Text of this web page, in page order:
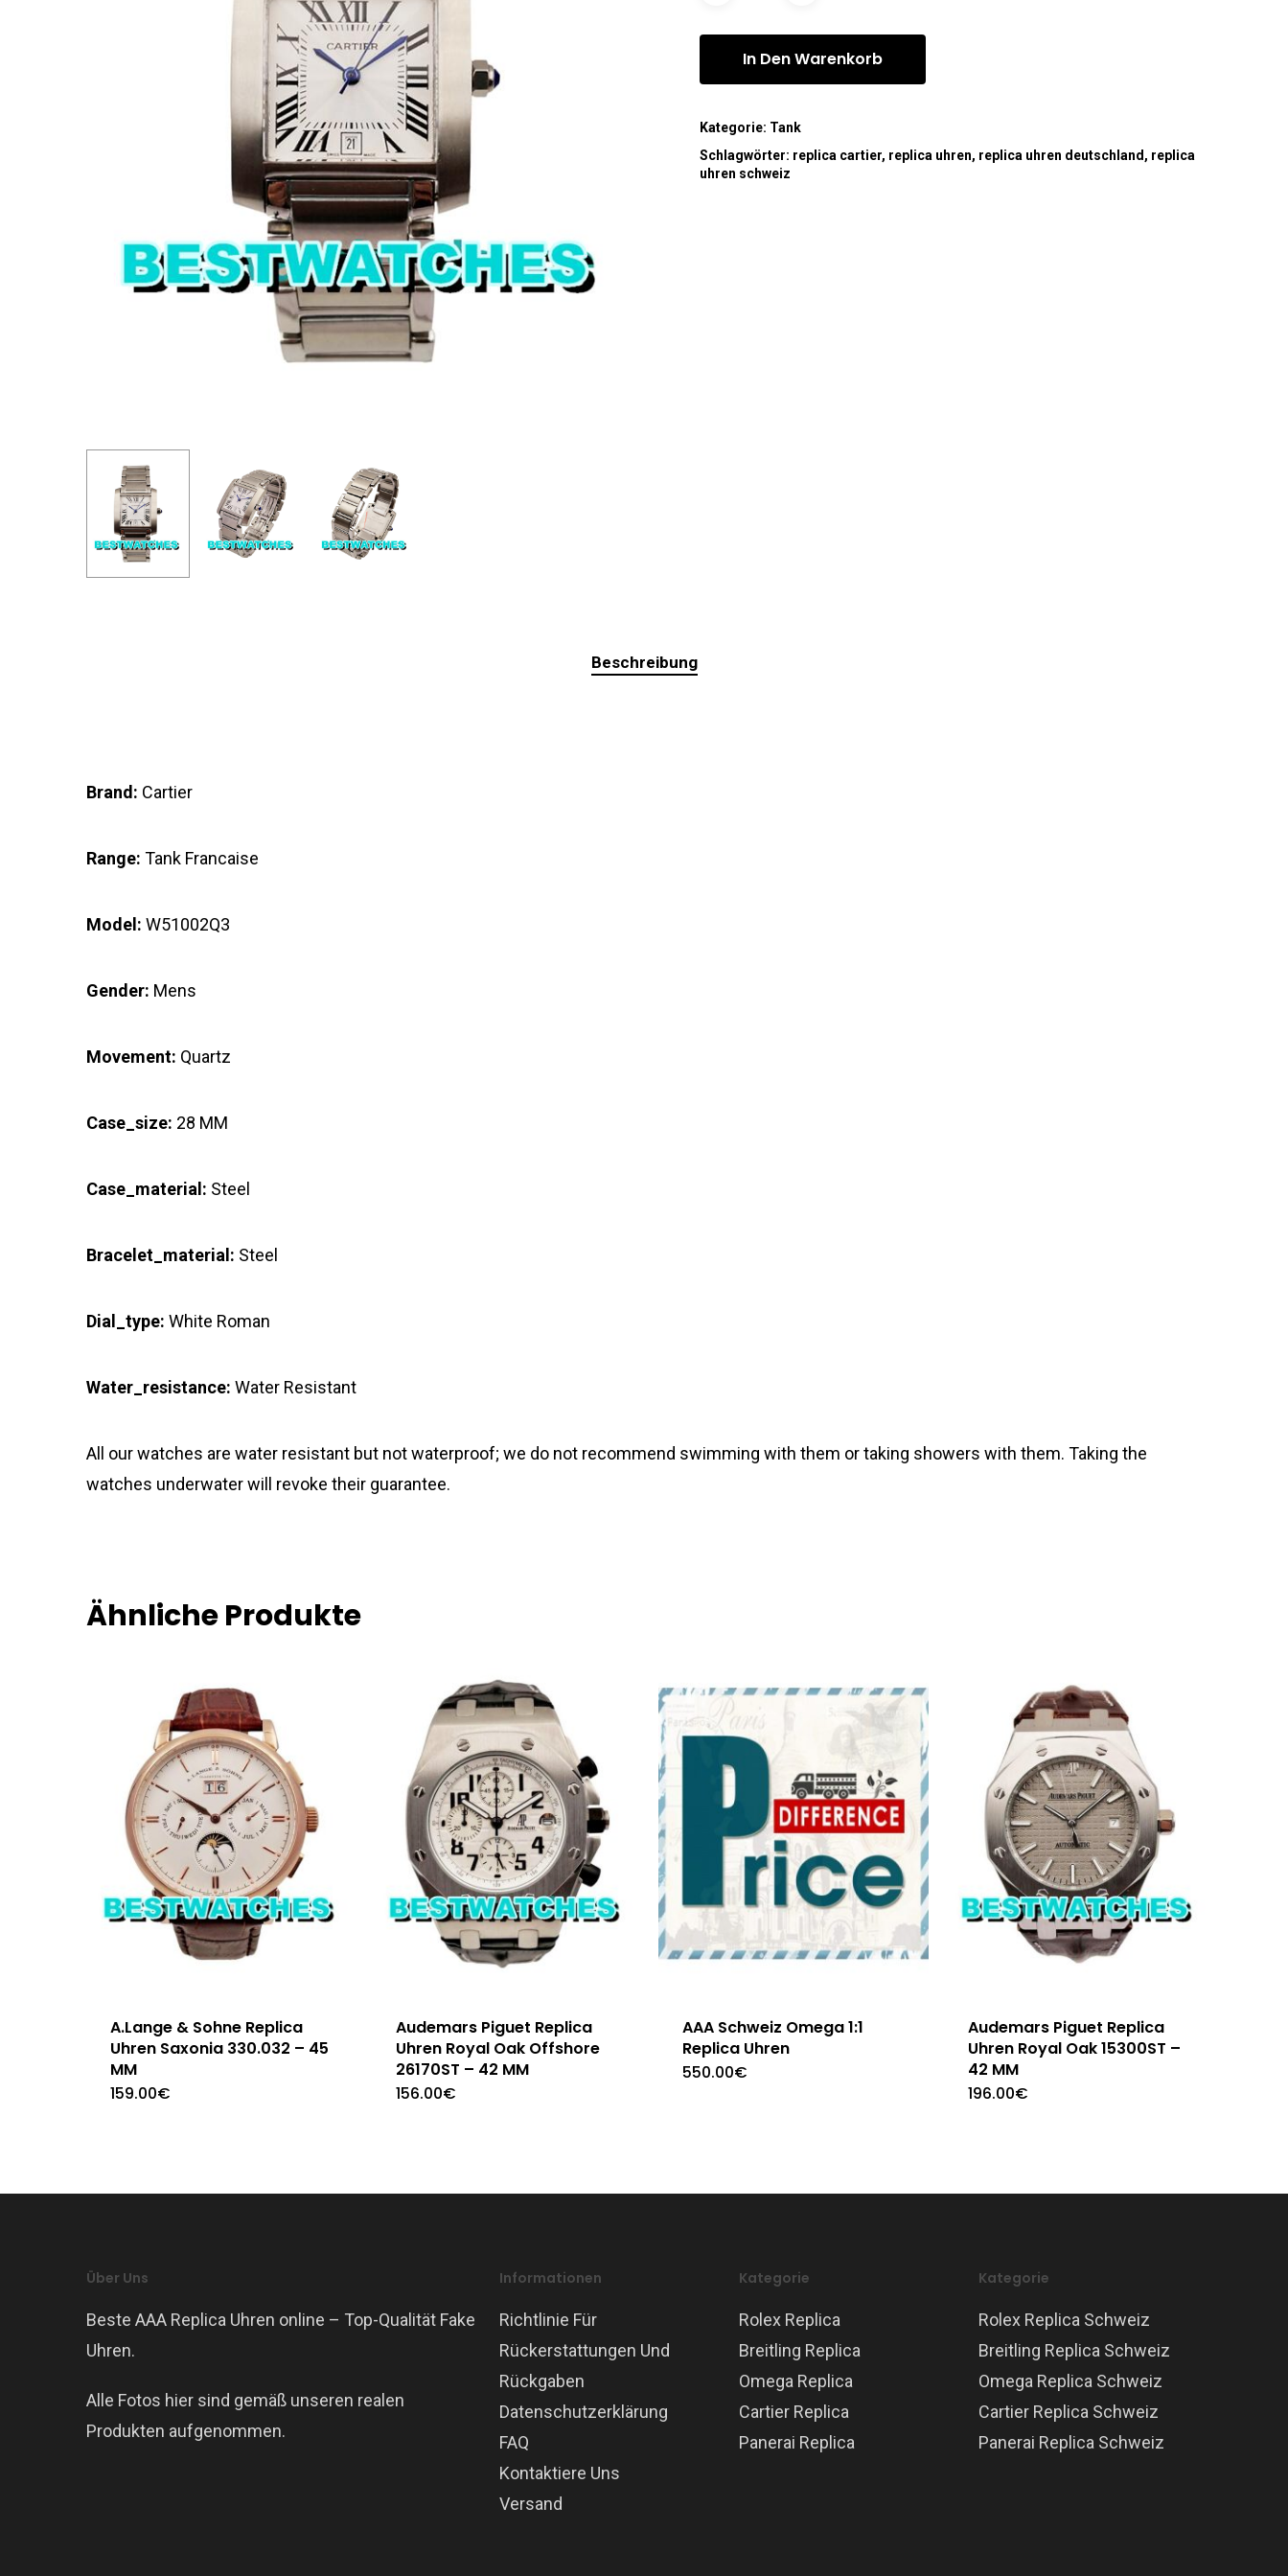
In Den Warenkorb
Kategorie: Tank
Schlagwörter: replica cartier, replica uhren, replica uhren deutschland , replica
uhren schweiz
Beschreibung
Brand: Cartier
Range: Tank Francaise
Model: W51002Q3
Gender: Mens
Movement: Quartz
Case_size: 28 MM
Case_material: Steel
Bracelet_material: Steel
Dial_type: White Roman
Water_resistance: Water Resistant
All our watches are water resistant but not waterproof; we do not recommend swimming with them or taking showers with them. Taking the
watches underwater will revoke their guarantee.
Ähnliche Produkte
A.Lange & Sohne Replica
Uhren Saxonia 330.032 – 45
MM
159.00€
Audemars Piguet Replica
Uhren Royal Oak Offshore
26170ST – 42 MM
156.00€
AAA Schweiz Omega 1:1
Replica Uhren
550.00€
Audemars Piguet Replica
Uhren Royal Oak 15300ST –
42 MM
196.00€
Über Uns
Beste AAA Replica Uhren online – Top-Qualität Fake
Uhren.
Alle Fotos hier sind gemäß unseren realen
Produkten aufgenommen.
Informationen
Richtlinie Für
Rückerstattungen Und
Rückgaben
Datenschutzerklärung
FAQ
Kontaktiere Uns
Versand
Kategorie
Rolex Replica
Breitling Replica
Omega Replica
Cartier Replica
Panerai Replica
Kategorie
Rolex Replica Schweiz
Breitling Replica Schweiz
Omega Replica Schweiz
Cartier Replica Schweiz
Panerai Replica Schweiz